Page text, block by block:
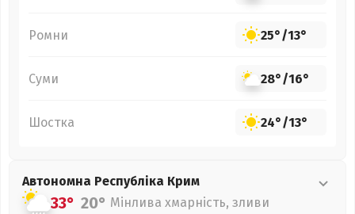
Ромни 25°/13°
Суми 28°/16°
Шостка 24°/13°
Автономна Республіка Крим
33° 20° Мінлива хмарність, зливи